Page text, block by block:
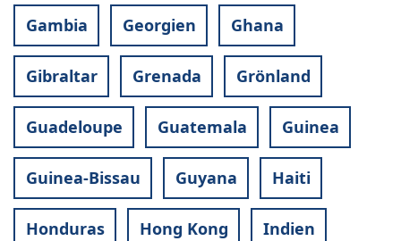
Gambia Georgien Ghana
Gibraltar Grenada Grönland
Guadeloupe Guatemala Guinea
Guinea-Bissau Guyana Haiti
Honduras Hong Kong Indien